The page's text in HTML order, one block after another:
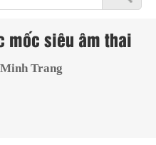
mốc siêu âm thai
Trang